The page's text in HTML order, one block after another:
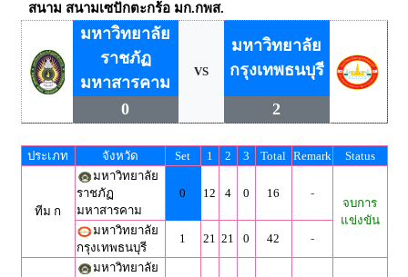
สนาม สนามเซปักตะกร้อ มก.กพส.
มหาวิทยาลัย
ราชภัฏ
มหาสารคาม
VS
มหาวิทยาลัย
กรุงเทพธนบุรี
0 2
ประเภท จังหวัด Set 1 2 3 Total Remark Status
ทีม ก
มหาวิทยาลัย
ราชภัฏ
มหาสารคาม
0 12 4 0 16 -
จบการ
แข่งขัน
มหาวิทยาลัย
กรุงเทพธนบุรี
1 21 21 0 42 -
มหาวิทยาลัย